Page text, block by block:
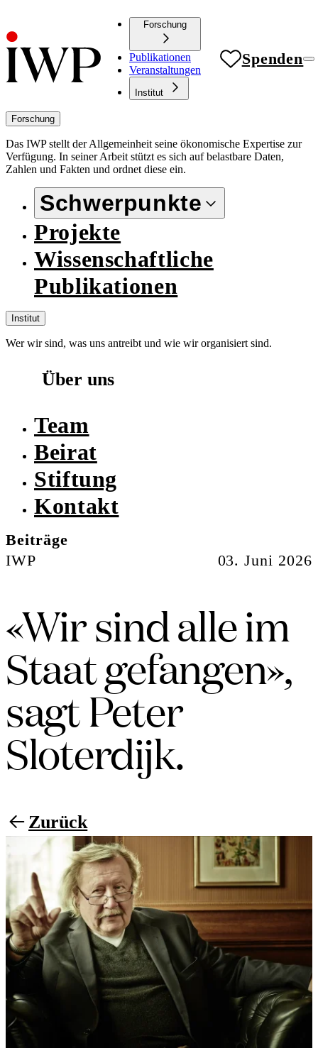
Forschung
Publikationen
Veranstaltungen
Institut
Spenden
Forschung
Das IWP stellt der Allgemeinheit seine ökonomische Expertise zur
Verfügung. In seiner Arbeit stützt es sich auf belastbare Daten,
Zahlen und Fakten und ordnet diese ein.
Schwerpunkte
Projekte
Wissenschaftliche
Publikationen
Institut
Wer wir sind, was uns antreibt und wie wir organisiert sind.
Über uns
Team
Beirat
Stiftung
Kontakt
Beiträge
IWP
03. Juni 2026
«Wir sind alle im
Staat gefangen»,
sagt Peter
Sloterdijk.
Zurück